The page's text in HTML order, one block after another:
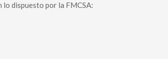
dispuesto por la FMCSA: